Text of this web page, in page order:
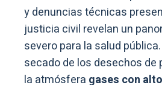
y denuncias técnicas
justicia civil revelan un
severo para la salud
secado de los desechos de
la atmósfera gases con